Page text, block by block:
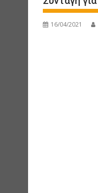
16/04/2021